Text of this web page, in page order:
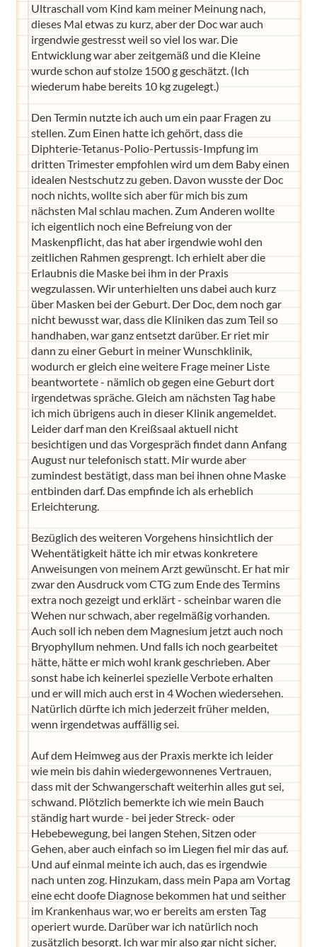
Ultraschall vom Kind kam meiner Meinung nach,
dieses Mal etwas zu kurz, aber der Doc war auch
irgendwie gestresst weil so viel los war. Die
Entwicklung war aber zeitgemäß und die Kleine
wurde schon auf stolze 1500 g geschätzt. (Ich
wiederum habe bereits 10 kg zugelegt.)
Den Termin nutzte ich auch um ein paar Fragen zu
stellen. Zum Einen hatte ich gehört, dass die
Diphterie-Tetanus-Polio-Pertussis-Impfung im
dritten Trimester empfohlen wird um dem Baby einen
idealen Nestschutz zu geben. Davon wusste der Doc
noch nichts, wollte sich aber für mich bis zum
nächsten Mal schlau machen. Zum Anderen wollte
ich eigentlich noch eine Befreiung von der
Maskenpflicht, das hat aber irgendwie wohl den
zeitlichen Rahmen gesprengt. Ich erhielt aber die
Erlaubnis die Maske bei ihm in der Praxis
wegzulassen. Wir unterhielten uns dabei auch kurz
über Masken bei der Geburt. Der Doc, dem noch gar
nicht bewusst war, dass die Kliniken das zum Teil so
handhaben, war ganz entsetzt darüber. Er riet mir
dann zu einer Geburt in meiner Wunschklinik,
wodurch er gleich eine weitere Frage meiner Liste
beantwortete - nämlich ob gegen eine Geburt dort
irgendetwas spräche. Gleich am nächsten Tag habe
ich mich übrigens auch in dieser Klinik angemeldet.
Leider darf man den Kreißsaal aktuell nicht
besichtigen und das Vorgespräch findet dann Anfang
August nur telefonisch statt. Mir wurde aber
zumindest bestätigt, dass man bei ihnen ohne Maske
entbinden darf. Das empfinde ich als erheblich
Erleichterung.
Bezüglich des weiteren Vorgehens hinsichtlich der
Wehentätigkeit hätte ich mir etwas konkretere
Anweisungen von meinem Arzt gewünscht. Er hat mir
zwar den Ausdruck vom CTG zum Ende des Termins
extra noch gezeigt und erklärt - scheinbar waren die
Wehen nur schwach, aber regelmäßig vorhanden.
Auch soll ich neben dem Magnesium jetzt auch noch
Bryophyllum nehmen. Und falls ich noch gearbeitet
hätte, hätte er mich wohl krank geschrieben. Aber
sonst habe ich keinerlei spezielle Verbote erhalten
und er will mich auch erst in 4 Wochen wiedersehen.
Natürlich dürfte ich mich jederzeit früher melden,
wenn irgendetwas auffällig sei.
Auf dem Heimweg aus der Praxis merkte ich leider
wie mein bis dahin wiedergewonnenes Vertrauen,
dass mit der Schwangerschaft weiterhin alles gut sei,
schwand. Plötzlich bemerkte ich wie mein Bauch
ständig hart wurde - bei jeder Streck- oder
Hebebewegung, bei langen Stehen, Sitzen oder
Gehen, aber auch einfach so im Liegen fiel mir das auf.
Und auf einmal meinte ich auch, das es irgendwie
nach unten zog. Hinzukam, dass mein Papa am Vortag
eine echt doofe Diagnose bekommen hat und seither
im Krankenhaus war, wo er bereits am ersten Tag
operiert wurde. Darüber war ich natürlich noch
zusätzlich besorgt. Ich war mir also gar nicht sicher,